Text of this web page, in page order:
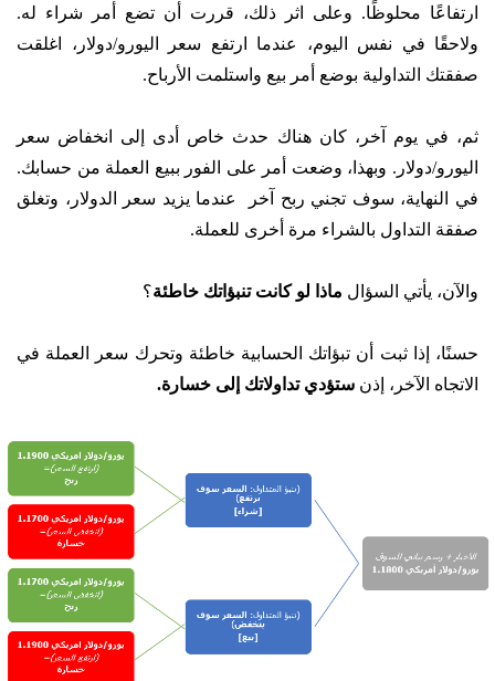
ارتفاعًا محلوظًا. وعلى اثر ذلك، قررت أن تضع أمر شراء له.
ولاحقًا في نفس اليوم، عندما ارتفع سعر اليورو/دولار، اغلقت
صفقتك التداولية بوضع أمر بيع واستلمت الأرباح.
ثم، في يوم آخر، كان هناك حدث خاص أدى إلى انخفاض سعر
اليورو/دولار. وبهذا، وضعت أمر على الفور ببيع العملة من حسابك.
في النهاية، سوف تجني ربح آخر عندما يزيد سعر الدولار، وتغلق
صفقة التداول بالشراء مرة أخرى للعملة.
والآن، يأتي السؤال ماذا لو كانت تنبؤاتك خاطئة؟
حسنًا، إذا ثبت أن تبؤاتك الحسابية خاطئة وتحرك سعر العملة في
الاتجاه الآخر، إذن ستؤدي تداولاتك إلى خسارة.